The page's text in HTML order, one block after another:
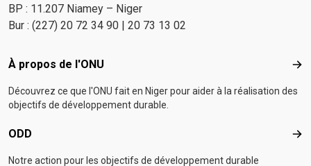
BP : 11.207 Niamey – Niger
Bur : (227) 20 72 34 90 | 20 73 13 02
Footer menu
À propos de l'ONU À
Découvrez ce que l'ONU fait en Niger pour aider à la réalisation des
objectifs de développement durable.
ODD
Notre action pour les objectifs de développement durable